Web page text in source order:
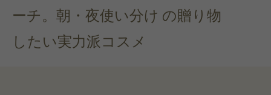
ーチ。朝・夜使い分け
したい実力派コスメ
の贈り物